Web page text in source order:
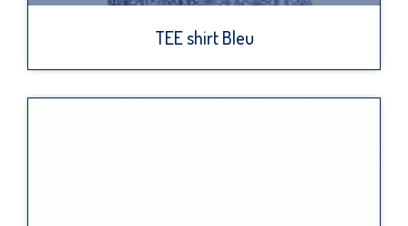
TEE shirt Bleu